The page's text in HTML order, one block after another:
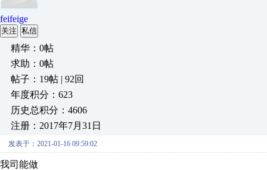
feifeige
关注 私信
精华：0帖
求助：0帖
帖子：19帖 | 92回
年度积分：623
历史总积分：4606
注册：2017年7月31日
发表于：2021-01-16 09:59:02
我司能做